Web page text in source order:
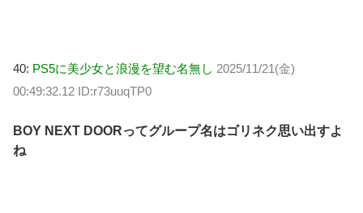
40: PS5に美少女と浪漫を望む名無し 2025/11/21(金)
00:49:32.12 ID:r73uuqTP0
BOY NEXT DOORってグループ名はゴリネク思い出すよ
ね